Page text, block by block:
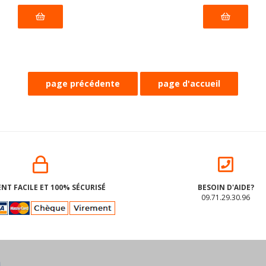
BIO vegan sans sans gluten sans lait
FACILE ET 100% SÉCURISÉ BESOIN D'AIDE?
09.71.29.30.96